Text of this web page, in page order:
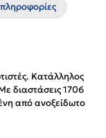
Κατάλληλος
διαστάσεις 1706
από ανοξείδωτο